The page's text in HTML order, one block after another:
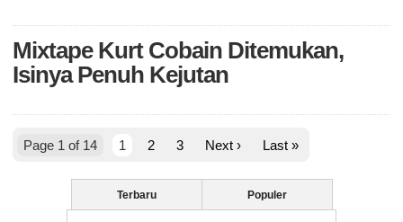
Mixtape Kurt Cobain Ditemukan,
Isinya Penuh Kejutan
Page 1 of 14 1 2 3 Next › Last »
Terbaru Populer